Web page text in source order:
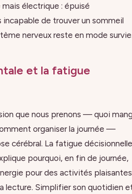
électrique : épuisé
de trouver un sommeil
nerveux reste en mode
et la fatigue
que nous prenons — quoi
organiser la journée —
cérébral. La fatigue décisionnelle
pourquoi, en fin de journée,
pour des activités plaisantes
lecture. Simplifier son quotidien